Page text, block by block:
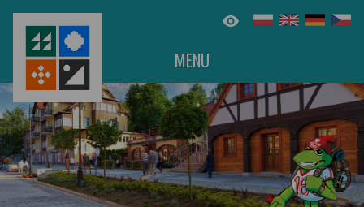
MENU